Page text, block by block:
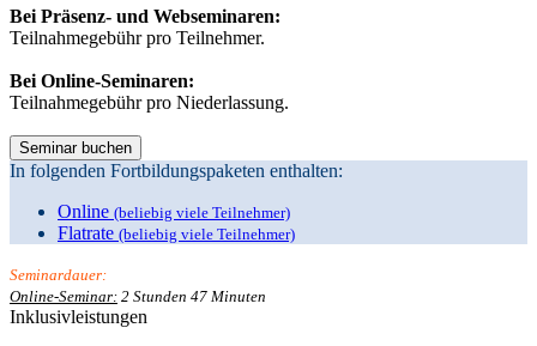
Bei Präsenz- und Webseminaren:
Teilnahmegebühr pro Teilnehmer.
Bei Online-Seminaren:
Teilnahmegebühr pro Niederlassung.
In folgenden Fortbildungspaketen enthalten:
Online (beliebig viele Teilnehmer)
Flatrate (beliebig viele Teilnehmer)
Seminardauer:
Online-Seminar: 2 Stunden 47 Minuten
Inklusivleistungen